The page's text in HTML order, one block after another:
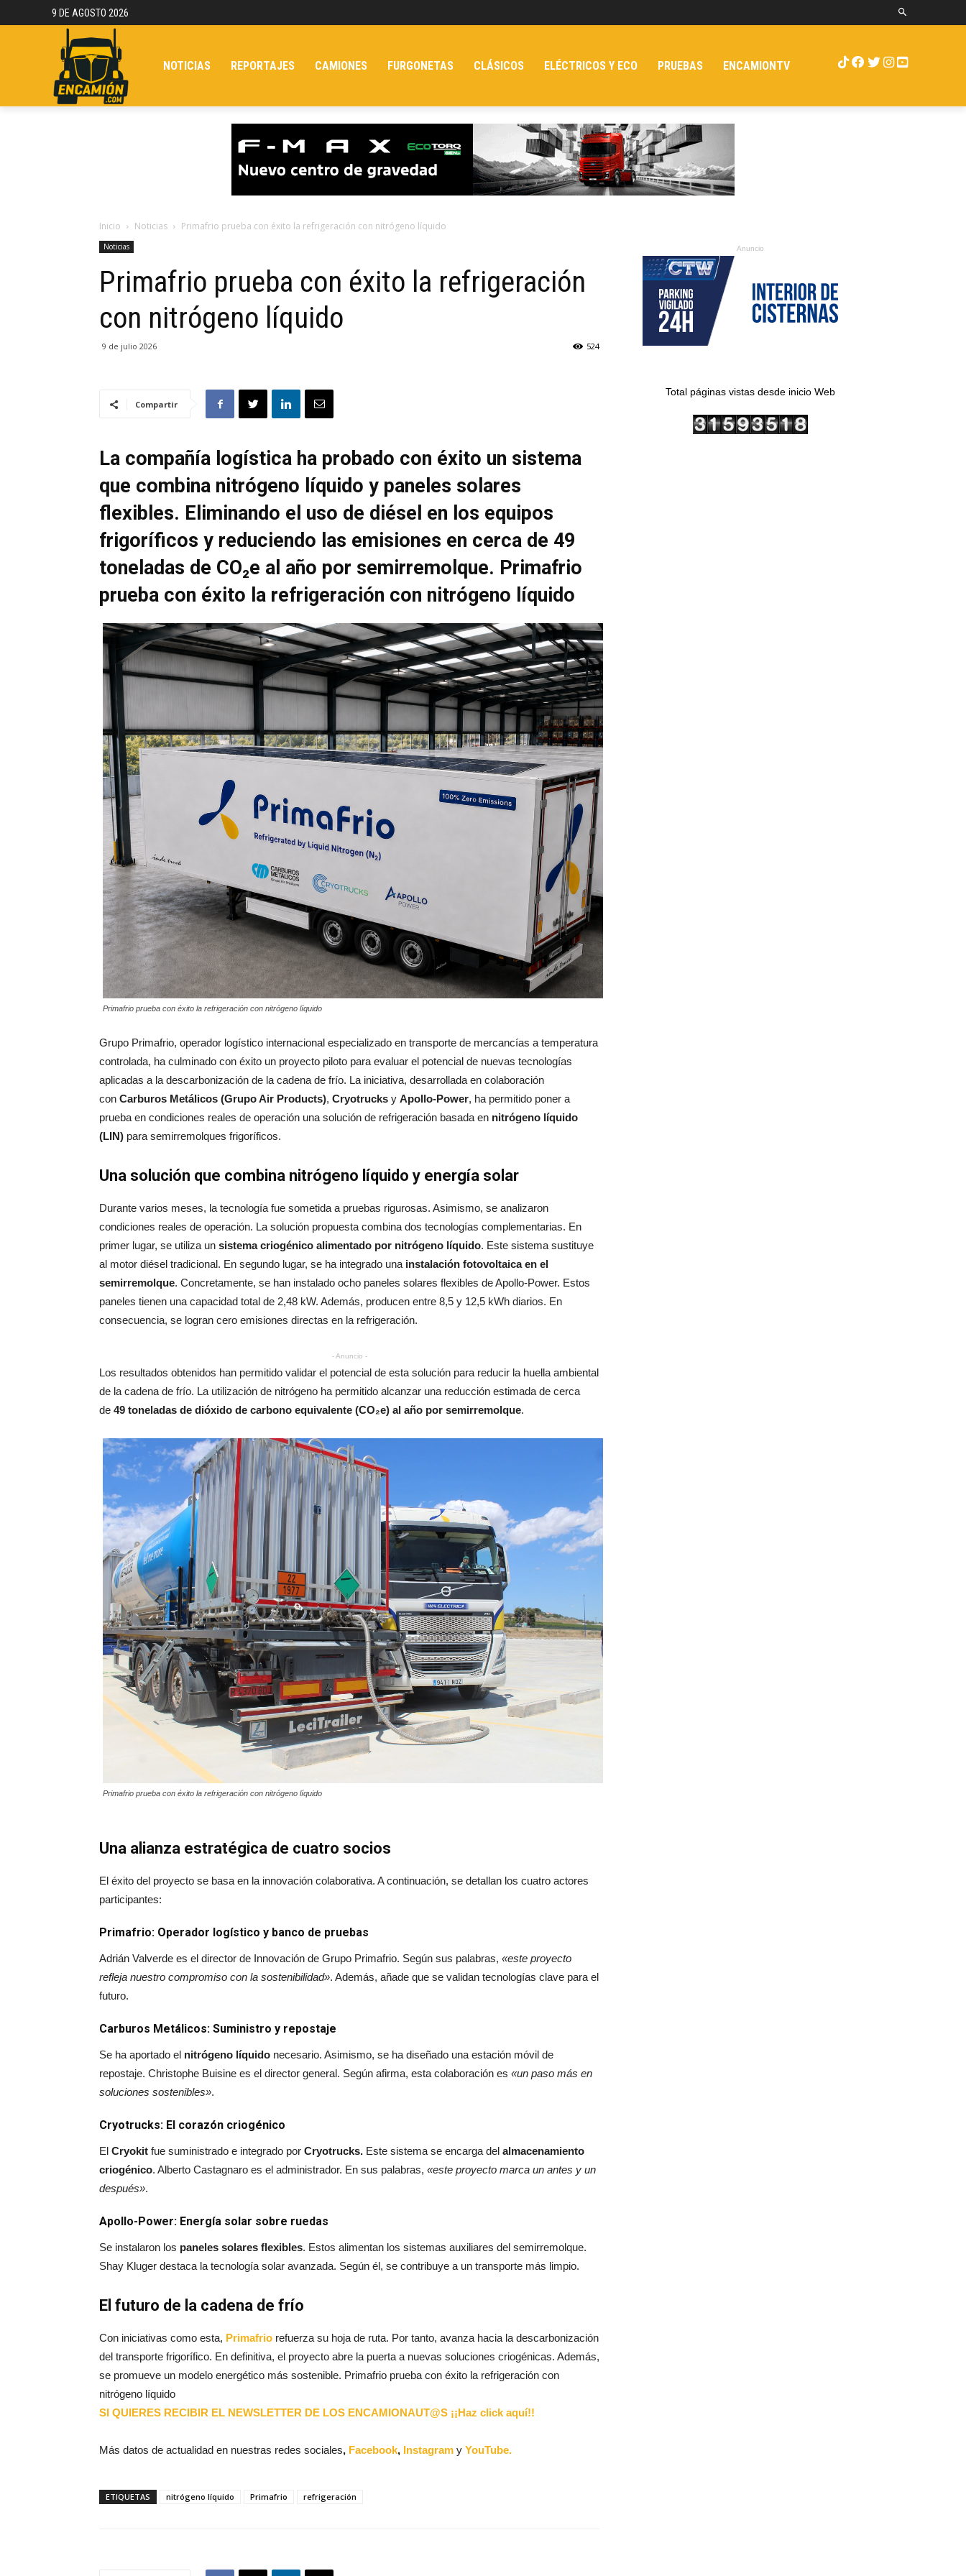
9 DE AGOSTO 2026
NOTICIAS REPORTAJES CAMIONES FURGONETAS CLÁSICOS ELÉCTRICOS Y ECO PRUEBAS ENCAMIONTV
Inicio Noticias Primafrio prueba con éxito la refrigeración con nitrógeno líquido
Noticias
Primafrio prueba con éxito la refrigeración
con nitrógeno líquido
9 de julio 2026 524
Compartir
La compañía logística ha probado con éxito un sistema
que combina nitrógeno líquido y paneles solares
flexibles. Eliminando el uso de diésel en los equipos
frigoríficos y reduciendo las emisiones en cerca de 49
toneladas de CO₂e al año por semirremolque. Primafrio
prueba con éxito la refrigeración con nitrógeno líquido
Primafrio prueba con éxito la refrigeración con nitrógeno líquido
Grupo Primafrio, operador logístico internacional especializado en transporte de mercancías a temperatura
controlada, ha culminado con éxito un proyecto piloto para evaluar el potencial de nuevas tecnologías
aplicadas a la descarbonización de la cadena de frío. La iniciativa, desarrollada en colaboración
con Carburos Metálicos (Grupo Air Products), Cryotrucks y Apollo-Power, ha permitido poner a
prueba en condiciones reales de operación una solución de refrigeración basada en nitrógeno líquido
(LIN) para semirremolques frigoríficos.
Una solución que combina nitrógeno líquido y energía solar
Durante varios meses, la tecnología fue sometida a pruebas rigurosas. Asimismo, se analizaron
condiciones reales de operación. La solución propuesta combina dos tecnologías complementarias. En
primer lugar, se utiliza un sistema criogénico alimentado por nitrógeno líquido. Este sistema sustituye
al motor diésel tradicional. En segundo lugar, se ha integrado una instalación fotovoltaica en el
semirremolque. Concretamente, se han instalado ocho paneles solares flexibles de Apollo-Power. Estos
paneles tienen una capacidad total de 2,48 kW. Además, producen entre 8,5 y 12,5 kWh diarios. En
consecuencia, se logran cero emisiones directas en la refrigeración.
- Anuncio -
Los resultados obtenidos han permitido validar el potencial de esta solución para reducir la huella ambiental
de la cadena de frío. La utilización de nitrógeno ha permitido alcanzar una reducción estimada de cerca
de 49 toneladas de dióxido de carbono equivalente (CO₂e) al año por semirremolque.
Primafrio prueba con éxito la refrigeración con nitrógeno líquido
Una alianza estratégica de cuatro socios
El éxito del proyecto se basa en la innovación colaborativa. A continuación, se detallan los cuatro actores
participantes:
Primafrio: Operador logístico y banco de pruebas
Adrián Valverde es el director de Innovación de Grupo Primafrio. Según sus palabras, «este proyecto
refleja nuestro compromiso con la sostenibilidad». Además, añade que se validan tecnologías clave para el
futuro.
Carburos Metálicos: Suministro y repostaje
Se ha aportado el nitrógeno líquido necesario. Asimismo, se ha diseñado una estación móvil de
repostaje. Christophe Buisine es el director general. Según afirma, esta colaboración es «un paso más en
soluciones sostenibles».
Cryotrucks: El corazón criogénico
El Cryokit fue suministrado e integrado por Cryotrucks. Este sistema se encarga del almacenamiento
criogénico. Alberto Castagnaro es el administrador. En sus palabras, «este proyecto marca un antes y un
después».
Apollo-Power: Energía solar sobre ruedas
Se instalaron los paneles solares flexibles. Estos alimentan los sistemas auxiliares del semirremolque.
Shay Kluger destaca la tecnología solar avanzada. Según él, se contribuye a un transporte más limpio.
El futuro de la cadena de frío
Con iniciativas como esta, Primafrio refuerza su hoja de ruta. Por tanto, avanza hacia la descarbonización
del transporte frigorífico. En definitiva, el proyecto abre la puerta a nuevas soluciones criogénicas. Además,
se promueve un modelo energético más sostenible. Primafrio prueba con éxito la refrigeración con
nitrógeno líquido
SI QUIERES RECIBIR EL NEWSLETTER DE LOS ENCAMIONAUT@S ¡¡Haz click aquí!!
Más datos de actualidad en nuestras redes sociales, Facebook, Instagram y YouTube.
ETIQUETAS nitrógeno líquido Primafrio refrigeración
Anuncio
Total páginas vistas desde inicio Web